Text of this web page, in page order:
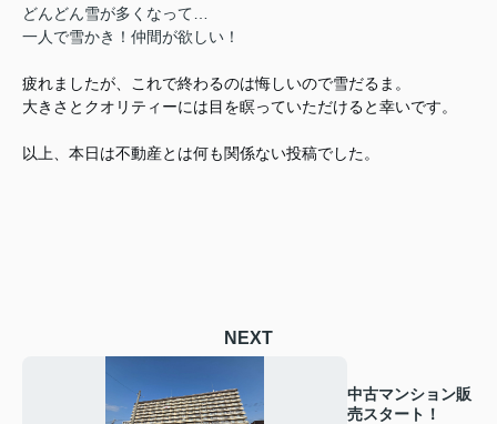
どんどん雪が多くなって…
一人で雪かき！仲間が欲しい！
疲れましたが、これで終わるのは悔しいので雪だるま。
大きさとクオリティーには目を瞑っていただけると幸いです。
以上、本日は不動産とは何も関係ない投稿でした。
NEXT
中古マンション販
売スタート！